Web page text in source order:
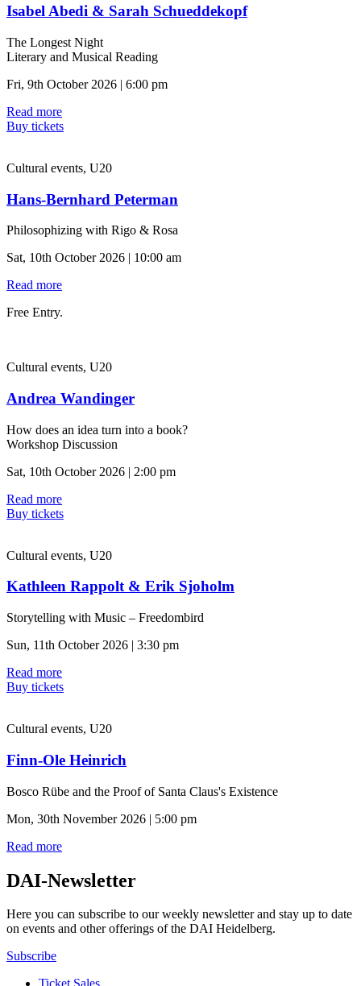
Isabel Abedi & Sarah Schueddekopf
The Longest Night
Literary and Musical Reading
Fri, 9th October 2026 | 6:00 pm
Read more
Buy tickets
Cultural events, U20
Hans-Bernhard Peterman
Philosophizing with Rigo & Rosa
Sat, 10th October 2026 | 10:00 am
Read more
Free Entry.
Cultural events, U20
Andrea Wandinger
How does an idea turn into a book?
Workshop Discussion
Sat, 10th October 2026 | 2:00 pm
Read more
Buy tickets
Cultural events, U20
Kathleen Rappolt & Erik Sjoholm
Storytelling with Music – Freedombird
Sun, 11th October 2026 | 3:30 pm
Read more
Buy tickets
Cultural events, U20
Finn-Ole Heinrich
Bosco Rübe and the Proof of Santa Claus's Existence
Mon, 30th November 2026 | 5:00 pm
Read more
DAI-Newsletter
Here you can subscribe to our weekly newsletter and stay up to date
on events and other offerings of the DAI Heidelberg.
Subscribe